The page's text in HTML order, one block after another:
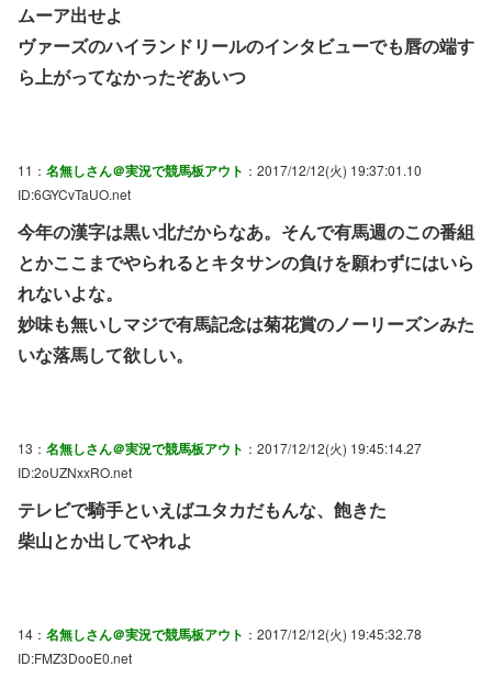
ムーア出せよ
ヴァーズのハイランドリールのインタビューでも唇の端す
ら上がってなかったぞあいつ
11： 名無しさん＠実況で競馬板アウト ：2017/12/12(火) 19:37:01.10
ID:6GYCvTaUO.net
今年の漢字は黒い北だからなあ。そんで有馬週のこの番組
とかここまでやられるとキタサンの負けを願わずにはいら
れないよな。
妙味も無いしマジで有馬記念は菊花賞のノーリーズンみた
いな落馬して欲しい。
13： 名無しさん＠実況で競馬板アウト ：2017/12/12(火) 19:45:14.27
ID:2oUZNxxRO.net
テレビで騎手といえばユタカだもんな、飽きた
柴山とか出してやれよ
14： 名無しさん＠実況で競馬板アウト ：2017/12/12(火) 19:45:32.78
ID:FMZ3DooE0.net